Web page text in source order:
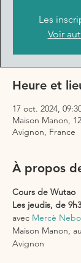
Les
Voir
Heure et
17 oct. 2024,
Maison Manon,
Avignon, France
À propos
Cours de Wutao
Les jeudis, de
avec Mercè
Maison Manon,
Avignon